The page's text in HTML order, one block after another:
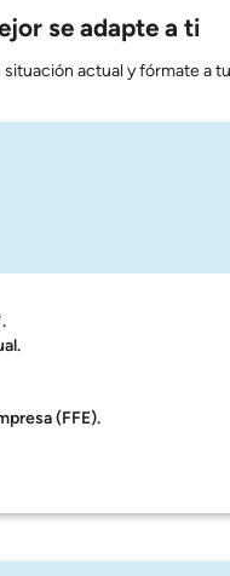
se adapte a ti
actual y fórmate a
(FFE).